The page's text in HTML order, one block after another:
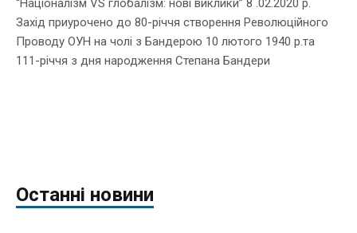
“Націоналізм VS глобалізм: нові виклики” 8 .02.2020 р.
Захід приурочено до 80-річчя створення Революційного
Проводу ОУН на чолі з Бандерою 10 лютого 1940 р.та
111-річчя з дня народження Степана Бандери
Останні новини